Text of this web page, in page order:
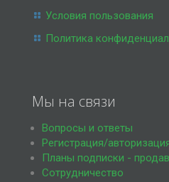
Условия пользования
Политика
Мы на связи
Вопросы и ответы
Регистрация/
Планы подписки -
Сотрудничество